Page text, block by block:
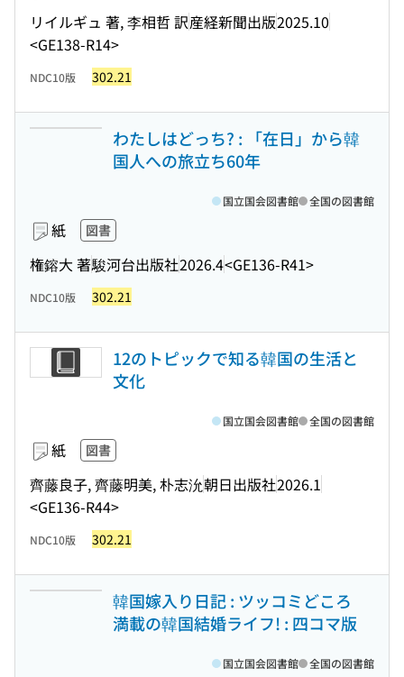
リイルギュ 著, 李相哲 訳産経新聞出版2025.10
<GE138-R14>
NDC10版 302.21
わたしはどっち? : 「在日」から韓
国人への旅立ち60年
紙 図書
権鎔大 著駿河台出版社2026.4<GE136-R41>
国立国会図書館 全国の図書館
NDC10版 302.21
12のトピックで知る韓国の生活と
文化
紙 図書
齊藤良子, 齊藤明美, 朴志沇朝日出版社2026.1
<GE136-R44>
国立国会図書館 全国の図書館
NDC10版 302.21
韓国嫁入り日記 : ツッコミどころ
満載の韓国結婚ライフ! : 四コマ版
国立国会図書館 全国の図書館